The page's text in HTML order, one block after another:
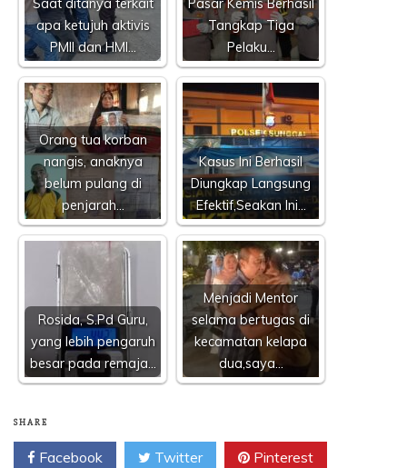
Saat ditanya terkait
apa ketujuh aktivis
PMII dan HMI…
Pasar Kemis Berhasil
Tangkap Tiga
Pelaku…
Orang tua korban
nangis, anaknya
belum pulang di
penjarah…
Kasus Ini Berhasil
Diungkap Langsung
Efektif,Seakan Ini…
Rosida, S.Pd Guru,
yang lebih pengaruh
besar pada remaja…
Menjadi Mentor
selama bertugas di
kecamatan kelapa
dua,saya…
SHARE
Facebook Twitter Pinterest